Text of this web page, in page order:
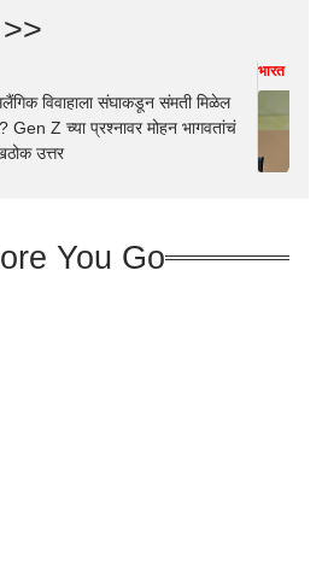
>>
विवाहाला संघाकडून संमती मिळेल
Gen Z च्या प्रश्नावर मोहन भागवतांचं
उत्तर
भारत
You Go